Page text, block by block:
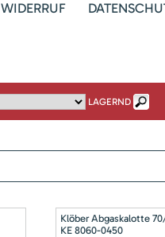
WIDERRUF
LAGERND
Klöber Abgaskalotte
KE 8060-0450